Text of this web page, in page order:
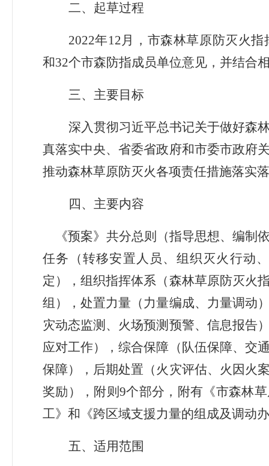
二、起草过程
2022年12月，市森林草原防灭火指
和32个市森防指成员单位意见，并结合
三、主要目标
深入贯彻习近平总书记关于做好森
真落实中央、省委省政府和市委市政府
推动森林草原防灭火各项责任措施落实
四、 主要内容
《预案》 共分总则（指导思想、编制
任务（转移安置人员、组织灭火行动
定），组织指挥体系（森林草原防灭火
组），处置力量（力量编成、力量调动
灾动态监测、火场预测预警、信息报告
应对工作），综合保障（ 队伍保障、 交
保障），后期处置（火灾评估、火因火
奖励），附则 9个部分，附有《市森林
工》和《跨区域支援力量的组成及调动
五、 适用范围